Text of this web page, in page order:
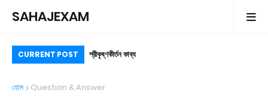
SAHAJEXAM
CURRENT POST শ্রীকৃষ্ণকীর্তন কাব্য
হোম Question & Answer